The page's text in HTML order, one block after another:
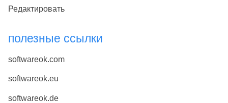
Редактировать
полезные ссылки
softwareok.com
softwareok.eu
softwareok.de